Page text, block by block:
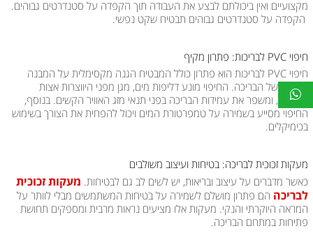
מקצועיים ואין ביכולתם לבצע את העבודה תוך הקפדה על סטנדרטים גבוהים.
הקפדה על סטנדרטים גבוהים תבטיח שקט נפשי.
חיפוי PVC לבריכות: פתרון מקיף
חיפוי PVC לבריכות הוא פתרון כולל המבטיח הגנה מקסימלית על המבנה
הפנימי של הבריכה. החיפוי מונע דליפות מים, מגן מפני היווצרות אצות
ופטריות, ומשפר את עמידות הבריכה בפני תנאי מזג האוויר הקשים. בנוסף,
החיפוי מסייע בשמירה על טמפרטורת המים ויכול להפחית את הצורך בשימוש
בכימיקלים.
מעקות זכוכית לבריכה: בטיחות ועיצוב משולבים
כאשר מדברים על עיצוב ובריאות, יש לשים לב גם לבטיחות. מעקות זכוכית
לבריכה הם פתרון מושלם לשמירה על בטיחות המשתמשים מבלי לוותר על
המראה היוקרתי והנקי. מעקות אלו מציעים נראות מרבית ומספקים תחושת
פתיחות במתחם הבריכה.